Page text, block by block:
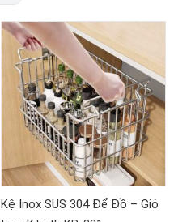
Kệ Inox SUS 304 Để Đồ – Giỏ